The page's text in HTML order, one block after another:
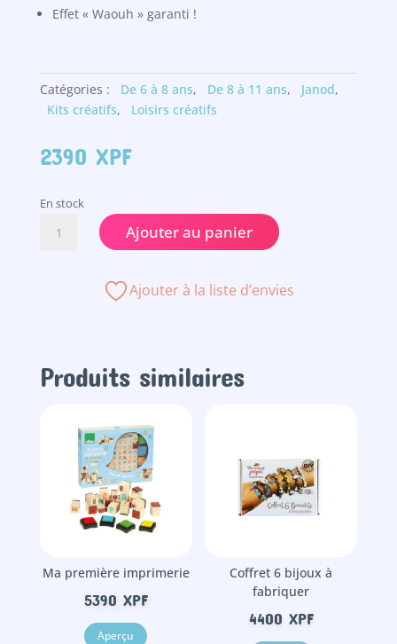
Effet « Waouh » garanti !
Catégories : De 6 à 8 ans, De 8 à 11 ans, Janod,
Kits créatifs, Loisirs créatifs
2390 XPF
En stock
Ajouter au panier
Ajouter à la liste d’envies
Produits similaires
Ma première imprimerie
5390 XPF
Aperçu
Coffret 6 bijoux à
fabriquer
4400 XPF